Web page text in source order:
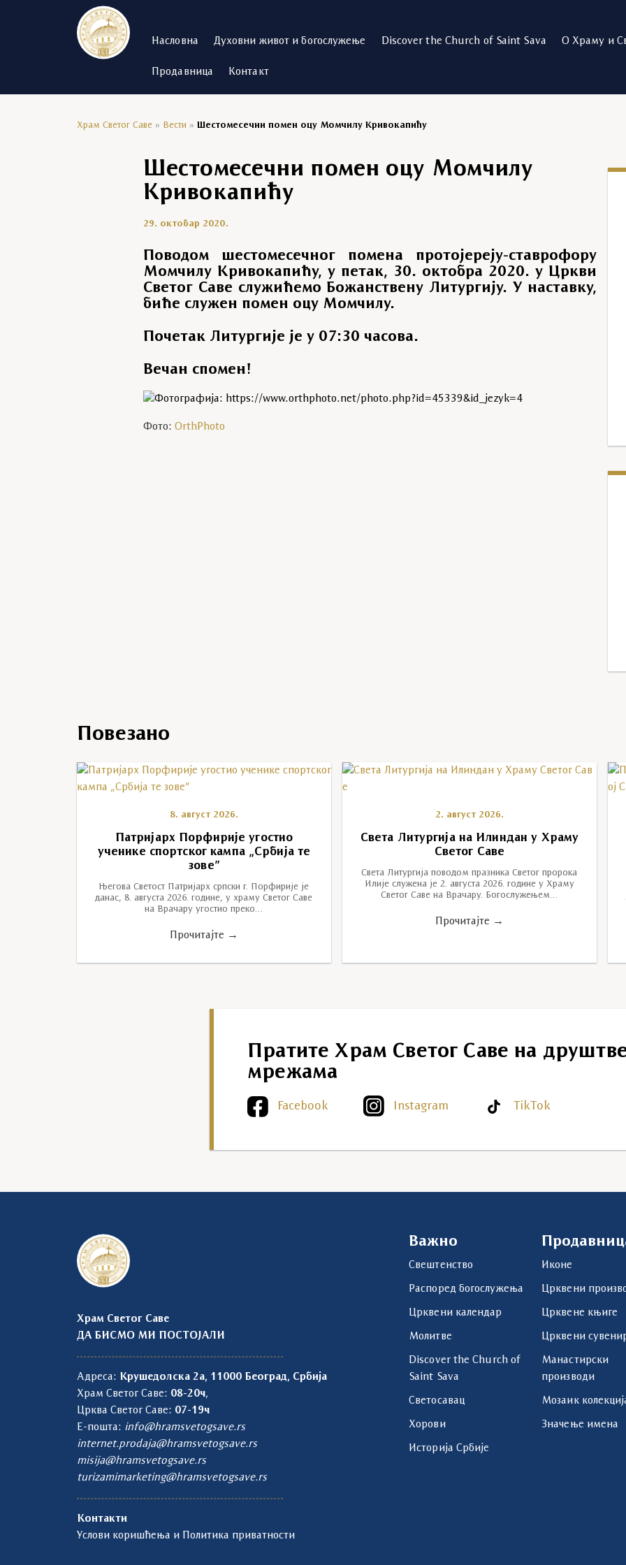
Насловна Духовни живот и богослужење Discover the Church of Saint Sava О Храму и
Продавница Контакт
Храм Светог Саве » Вести » Шестомесечни помен оцу Момчилу Кривокапићу
Шестомесечни помен оцу Момчилу
Кривокапићу
29. октобар 2020.
Поводом шестомесечног помена протојереју-ставрофору
Момчилу Кривокапићу, у петак, 30. октобра 2020. у Цркви
Светог Саве служићемо Божанствену Литургију. У наставку,
биће служен помен оцу Момчилу.
Почетак Литургије је у 07:30 часова.
Вечан спомен!
Фото: OrthPhoto
Повезано
8. август 2026.
Патријарх Порфирије угостио
ученике спортског кампа „Србија те
зове”
Његова Светост Патријарх српски г. Порфирије је
данас, 8. августа 2026. године, у храму Светог Саве
на Врачару угостио преко…
Прочитајте →
2. август 2026.
Света Литургија на Илиндан у Храму
Светог Саве
Света Литургија поводом празника Светог пророка
Илије служена је 2. августа 2026. године у Храму
Светог Саве на Врачару. Богослужењем…
Прочитајте →
Пратите Храм Светог Саве на
мрежама
Facebook Instagram TikTok
Храм Светог Саве
ДА БИСМО МИ ПОСТОЈАЛИ
Адреса: Крушедолска 2а, 11000 Београд, Србија
Храм Светог Саве: 08-20ч,
Црква Светог Саве: 07-19ч
Е-пошта: info@hramsvetogsave.rs
internet.prodaja@hramsvetogsave.rs
misija@hramsvetogsave.rs
turizamimarketing@hramsvetogsave.rs
Контакти
Услови коришћења и Политика приватности
Важно
Свештенство
Распоред богослужења
Црквени календар
Молитве
Discover the Church of
Saint Sava
Светосавац
Хорови
Историја Србије
Иконе
Црквени
Црквене књиге
Црквени
Манастирски
производи
Мозаик
Значење имена